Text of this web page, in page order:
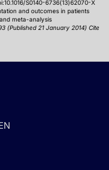
S0140-6736(13)62070-X
and outcomes in patients
meta-analysis
(Published 21 January 2014) Cite